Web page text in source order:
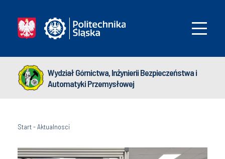
Wydział Górnictwa, Inżynierii Bezpieczeństwa i
Automatyki Przemysłowej
Start-Aktualnosci